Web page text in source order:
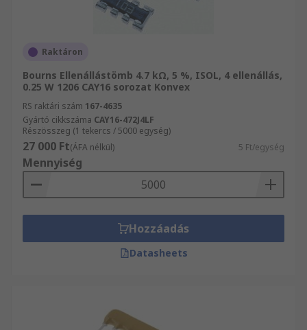
Raktáron
Bourns Ellenállástömb 4.7 kΩ, 5 %, ISOL, 4 ellenállás,
0.25 W 1206 CAY16 sorozat Konvex
RS raktári szám 167-4635
Gyártó cikkszáma CAY16-472J4LF
Részösszeg (1 tekercs / 5000 egység)
27 000 Ft(ÁFA nélkül) 5 Ft/egység
Mennyiség
Hozzáadás
Datasheets